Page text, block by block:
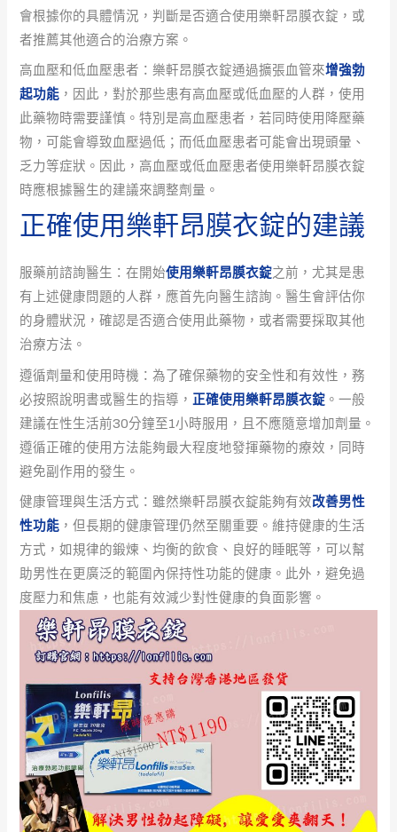
會根據你的具體情況，判斷是否適合使用樂軒昂膜衣錠，或
者推薦其他適合的治療方案。
高血壓和低血壓患者：樂軒昂膜衣錠通過擴張血管來增強勃
起功能 ，因此，對於那些患有高血壓或低血壓的人群，使用
此藥物時需要謹慎。特別是高血壓患者，若同時使用降壓藥
物，可能會導致血壓過低；而低血壓患者可能會出現頭暈、
乏力等症狀。因此，高血壓或低血壓患者使用樂軒昂膜衣錠
時應根據醫生的建議來調整劑量。
正確使用樂軒昂膜衣錠的建議
服藥前諮詢醫生：在開始使用樂軒昂膜衣錠之前，尤其是患
有上述健康問題的人群，應首先向醫生諮詢。醫生會評估你
的身體狀況，確認是否適合使用此藥物，或者需要採取其他
治療方法。
遵循劑量和使用時機：為了確保藥物的安全性和有效性，務
必按照說明書或醫生的指導， 正確使用樂軒昂膜衣錠 。一般
建議在性生活前30分鐘至1小時服用，且不應隨意增加劑量。
遵循正確的使用方法能夠最大程度地發揮藥物的療效，同時
避免副作用的發生。
健康管理與生活方式：雖然樂軒昂膜衣錠能夠有效改善男性
性功能 ，但長期的健康管理仍然至關重要。維持健康的生活
方式，如規律的鍛煉、均衡的飲食、良好的睡眠等，可以幫
助男性在更廣泛的範圍內保持性功能的健康。此外，避免過
度壓力和焦慮，也能有效減少對性健康的負面影響。